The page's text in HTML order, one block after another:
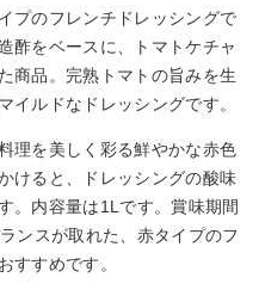
プのフレンチドレッシングで
酢をベースに、トマトケチャ
商品。完熟トマトの旨みを生
イルドなドレッシングです。
理を美しく彩る鮮やかな赤色
けると、ドレッシングの酸味
。内容量は1Lです。賞味期間
ンスが取れた、赤タイプのフ
すすめです。